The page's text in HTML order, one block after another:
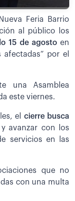
Feria Barrio
al público los
15 de agosto en
afectadas” por el
una Asamblea
este viernes.
el cierre busca
y avanzar con los
servicios en las
que no
con una multa